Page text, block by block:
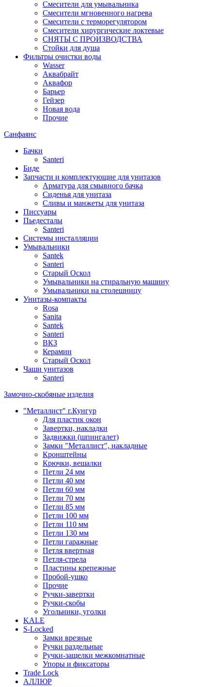
Смесители для умывальника
Смесители мгновенного нагрева
Смесители с терморегулятором
Смесители хирургические локтевые
СНЯТЫ С ПРОИЗВОДСТВА
Стойки для душа
Фильтры очистки воды
Wasser
Аквабрайт
Аквафор
Барьер
Гейзер
Новая вода
Прочие
Санфаянс
Бачки
Santeri
Биде
Запчасти и комплектующие для унитазов
Арматура для смывного бачка
Сиденья для унитаза
Сливы и манжеты для унитаза
Писсуары
Пьедесталы
Santeri
Системы инсталляции
Умывальники
Santek
Santeri
Старый Оскол
Умывальники на стиральную машину
Умывальники на столешницу
Унитазы-компакты
Rosa
Sanita
Santek
Santeri
ВКЗ
Керамин
Старый Оскол
Чаши унитазов
Santeri
Замочно-скобяные изделия
"Металлист" г.Кунгур
Для пластик окон
Завертки, накладки
Задвижки (шпингалет)
Замки "Металлист", накладные
Кронштейны
Крючки, вешалки
Петли 24 мм
Петли 40 мм
Петли 60 мм
Петли 70 мм
Петли 85 мм
Петли 100 мм
Петли 110 мм
Петли 130 мм
Петли гаражные
Петля ввертная
Петля-стрела
Пластины крепежные
Пробой-ушко
Прочие
Ручки-завертки
Ручки-скобы
Угольники, уголки
KALE
S-Locked
Замки врезные
Ручки раздельные
Ручки-защелки межкомнатные
Упоры и фиксаторы
Trade Lock
АЛЛЮР